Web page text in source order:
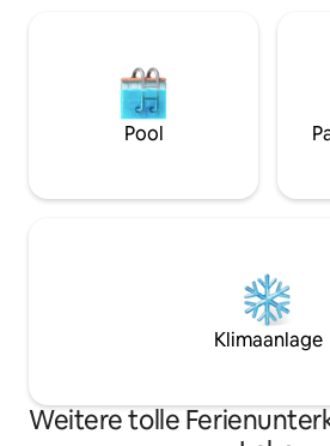
Pool
Klimaanlage
Weitere tolle